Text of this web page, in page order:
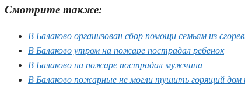
Смотрите также:
В Балаково организован сбор помощи семьям из
В Балаково утром на пожаре пострадал ребенок
В Балаково на пожаре пострадал мужчина
В Балаково пожарные не могли тушить горящий дом